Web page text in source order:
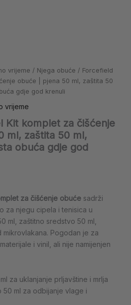
vrijeme / Njega obuće / Forcefield
obuće | pjena 50 ml, zaštita 50
gdje god krenuli
vrijeme
Kit komplet za čišćenje
ml, zaštita 50 ml,
obuća gdje god
za čišćenje obuće sadrži
za njegu cipela i tenisica u
ml, zaštitno sredstvo 50 ml,
Pogodan je za
i vinil, ali nije namijenjen
za uklanjanje prljavštine i mrlja
50 ml za odbijanje vlage i